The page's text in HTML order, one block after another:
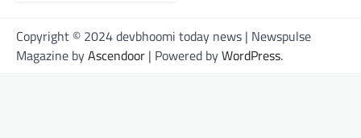
Copyright © 2024 devbhoomi today news | Newspulse
Magazine byAscendoor | Powered byWordPress.